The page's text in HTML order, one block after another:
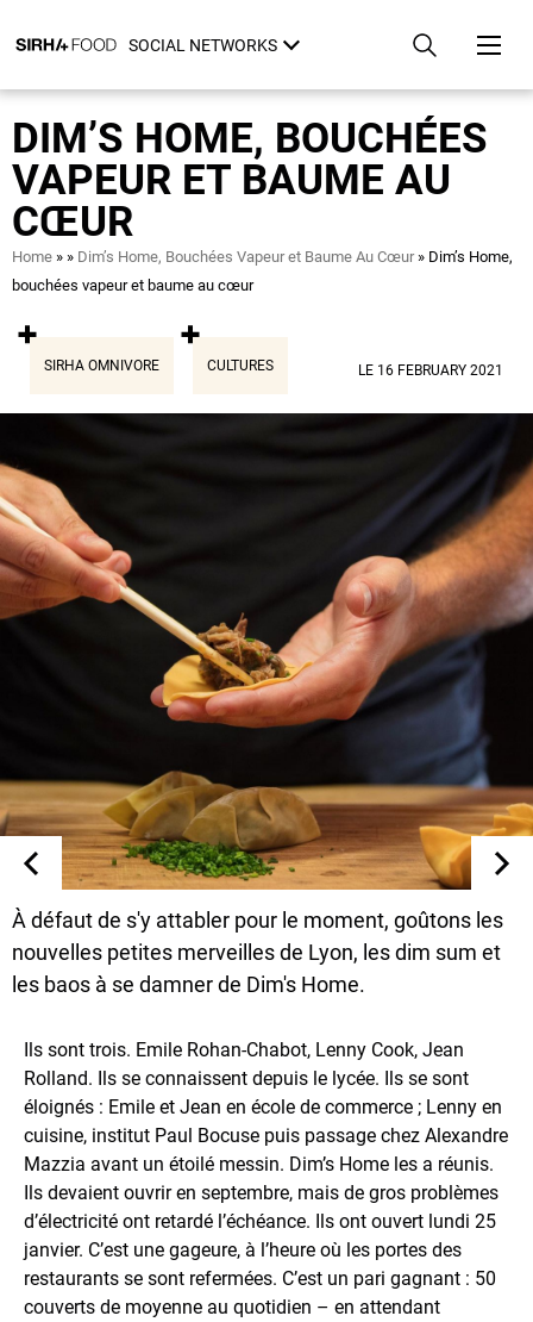
to
content
SOCIAL NETWORKS
DIM’S HOME, BOUCHÉES
VAPEUR ET BAUME AU
CŒUR
Breadcrumb
Home Dim’s Home, Bouchées Vapeur et Baume Au Cœur
Dim’s Home,
bouchées vapeur et baume au cœur
SIRHA OMNIVORE CULTURES LE 16 FEBRUARY 2021
À défaut de s'y attabler pour le moment, goûtons les
nouvelles petites merveilles de Lyon, les dim sum et
les baos à se damner de Dim's Home.
Ils sont trois. Emile Rohan-Chabot, Lenny Cook, Jean
Rolland. Ils se connaissent depuis le lycée. Ils se sont
éloignés : Emile et Jean en école de commerce ; Lenny en
cuisine, institut Paul Bocuse puis passage chez Alexandre
Mazzia avant un étoilé messin. Dim’s Home les a réunis.
Ils devaient ouvrir en septembre, mais de gros problèmes
d’électricité ont retardé l’échéance. Ils ont ouvert lundi 25
janvier. C’est une gageure, à l’heure où les portes des
restaurants se sont refermées. C’est un pari gagnant : 50
couverts de moyenne au quotidien – en attendant